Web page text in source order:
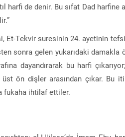
harfi de denir. Bu sıfat Dad
Et-Tekvir suresinin 24. ayetinin
sonra gelen yukarıdaki damakla
dayandırarak bu harfi
ön dişler arasından çıkar. Bu
fukaha ihtilaf ettiler.